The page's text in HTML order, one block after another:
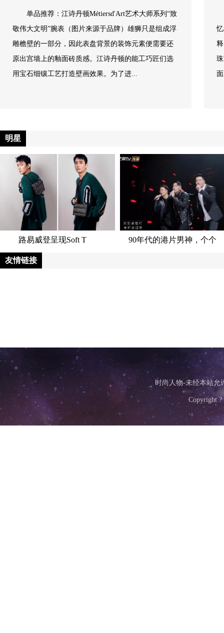
单品推荐：江诗丹顿Métiersd'Art艺术大师系列“致
敬伟大文明”腕表（图片来源于品牌）雄狮只是组成浮
雕檐壁的一部分，因此表盘背景的装饰元素便需要还
原出宫墙上的釉面砖质感。江诗丹顿的能工巧匠们选
用宝石细镶工艺打造壁画效果。为了进...
明星
路易威登呈现Soft T 90年代的港片男神，个个
友情链接
时尚人物-未经本站允
Copyright ?